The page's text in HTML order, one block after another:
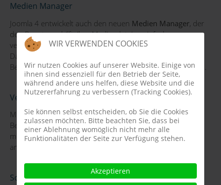
Medien Manager
Joomla 4 entwickelt auch den neuen Medien Manager, der
den Benutzern hilft, ihre Mediendateien einfacher zu
verwalten. Sie können das Ordnersystem strukturieren,
Dateien einfacher verwalten und auch spezifische
Berechtigungen für die Rolle jedes Benutzers konfigurieren.
Vereinfachter Installationsprozess
Mit Joomla 4 wird es außerdem eine noch intuitivere
Benutzerführung geben. Die Beispieldaten und die
mehrsprachige Installation sind im Schritt "Installation
anpassen" enthalten.
Schnellere Ladezeiten der Seite
WIR VERWENDEN COOKIES
Wir nutzen Cookies auf unserer Website. Einige von
ihnen sind essenziell für den Betrieb der Seite,
während andere uns helfen, diese Website und die
Nutzererfahrung zu verbessern (Tracking Cookies).
Sie können selbst entscheiden, ob Sie die Cookies
zulassen möchten. Bitte beachten Sie, dass bei
einer Ablehnung womöglich nicht mehr alle
Funktionalitäten der Seite zur Verfügung stehen.
Akzeptieren